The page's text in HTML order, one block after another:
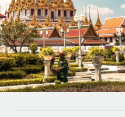
INFRASTRUKTUR
Remote Embedded
Nahtlose Integration
Plattform
Integrierte HR-
Mittelstand
Maßgeschneiderte
vergrößern
Enterprise
Globale HR für
LERNEN MIT REMOTE
Forschung und
Fallstudien
HR-Glossar
Español
Italiano
Português (Portugal)